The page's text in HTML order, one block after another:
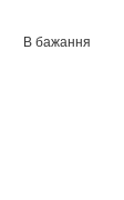
В бажання